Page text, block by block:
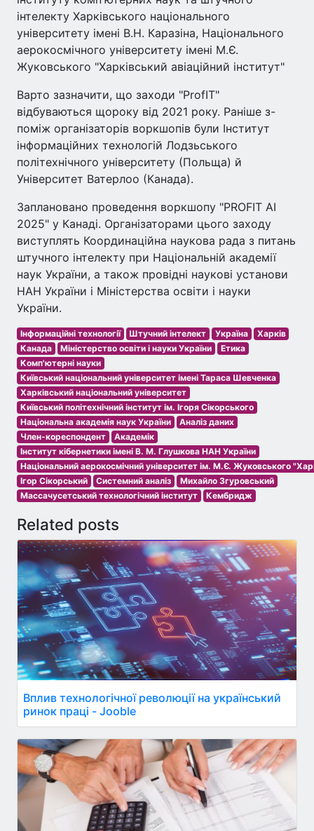
інтелекту Харківського національного
університету імені В.Н. Каразіна, Національного
аерокосмічного університету імені М.Є.
Жуковського "Харківський авіаційний інститут"
Варто зазначити, що заходи "ProfIT"
відбуваються щороку від 2021 року. Раніше з-
поміж організаторів воркшопів були Інститут
інформаційних технологій Лодзьського
політехнічного університету (Польща) й
Університет Ватерлоо (Канада).
Заплановано проведення воркшопу "PROFIT AI
2025" у Канаді. Організаторами цього заходу
виступлять Координаційна наукова рада з питань
штучного інтелекту при Національній академії
наук України, а також провідні наукові установи
НАН України і Міністерства освіти і науки
України.
Інформаційні технології Штучний інтелект Україна
Харків
Канада
Міністерство освіти і науки України
Етика
Комп'ютерні науки
Київський національний університет імені Тараса Шевченка
Харківський національний університет
Київський політехнічний інститут ім. Ігоря Сікорського
Національна академія наук України
Аналіз даних
Член-кореспондент
Академік
Інститут кібернетики імені В. М. Глушкова НАН України
Національний аерокосмічний університет ім. М.Є. Жуковського
Ігор Сікорський
Системний аналіз
Михайло Згуровський
Массачусетський технологічний інститут
Кембридж
Related posts
Вплив технологічної революції на український
ринок праці - Jooble